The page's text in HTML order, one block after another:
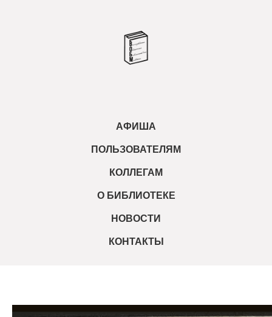
АФИША
ПОЛЬЗОВАТЕЛЯМ
КОЛЛЕГАМ
О БИБЛИОТЕКЕ
НОВОСТИ
КОНТАКТЫ